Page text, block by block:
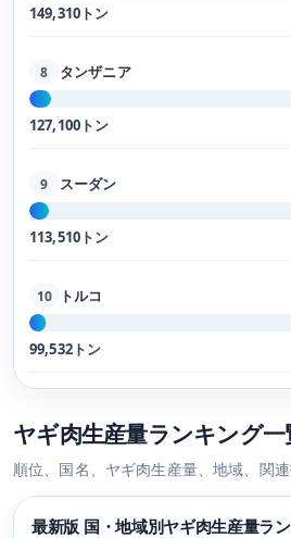
149,310トン
8 タンザニア
127,100トン
9 スーダン
113,510トン
10 トルコ
99,532トン
ヤギ肉生産量ランキング一
順位、国名、ヤギ肉生産量、地域、関連
最新版 国・地域別ヤギ肉生産量ラ